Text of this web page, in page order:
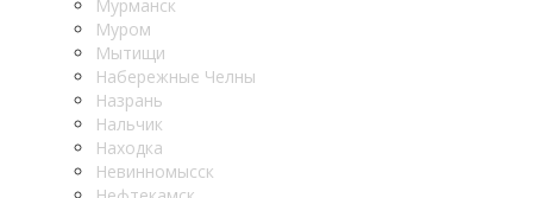
Мурманск
Муром
Мытищи
Набережные Челны
Назрань
Нальчик
Находка
Невинномысск